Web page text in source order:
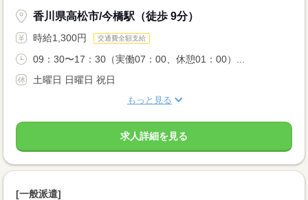
香川県高松市/今橋駅（徒歩 9分）
時給1,300円 交通費全額支給
09：30〜17：30（実働07：00、休憩01：00）...
土曜日 日曜日 祝日
もっと見る
求人詳細を見る
[一般派遣]